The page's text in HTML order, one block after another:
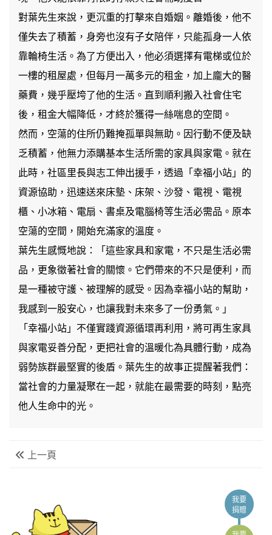
對葉先生來說，更沉重的打擊來自婚姻。離婚後，他不
僅失去了積蓄，身旁也沒有子女陪伴，只能孤身一人依
靠輪椅生活。為了方便出入，他必須選擇有電梯或位於
一樓的租屋處，但每月一萬多元的租金，加上龐大的醫
藥費，幾乎壓垮了他的生活。直到順利搬入社會住宅
後，租金大幅降低，才終於獲得一絲喘息的空間。
然而，空蕩的住所仍難掩孤單與無助。因行動不便及缺
乏積蓄，他無力添購基本生活所需的家具與家電。就在
此時，社區里長與志工伸出援手，透過「幸福小站」的
資源協助，迅速送來床墊、床架、沙發、電視、電視
櫃、小冰箱、電扇、書桌及電腦椅等生活必需品。原本
空蕩的空間，開始充滿家的溫度。
葉先生感慨地說：「這些家具和家電，不只是生活必需
品，更象徵著社會的關懷。它們帶來的不只是便利，而
是一種被守護、被理解的感受。因為幸福小站的幫助，
我感到一股安心，也讓我對未來多了一份勇氣。」
「幸福小站」不僅實踐資源循環再利用，將可再生家具
與家電妥善分配，更把社會的溫暖化為具體行動，成為
弱勢族群最堅實的後盾。葉先生的故事正提醒著我們：
當社會的力量凝聚在一起，就能在最需要的時刻，點亮
他人生命中的光。
上一頁
我要
捐贈